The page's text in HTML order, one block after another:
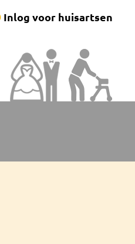
Inlog voor huisartsen